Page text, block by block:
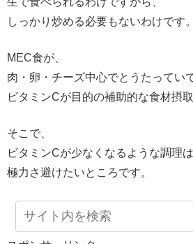
しっかり炒める必要もないわけです。
MEC食が、
肉・卵・チーズ中心でとうたっていて
ビタミンCが目的の補助的な食材摂
そこで、
ビタミンCが少なくなるような調理は
極力さ避けたいところです。